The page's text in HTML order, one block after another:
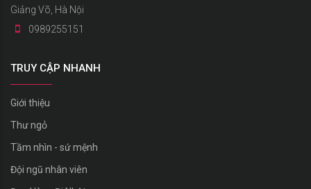
Giảng Võ, Hà Nội
0989255151
TRUY CẬP NHANH
Giới thiệu
Thư ngỏ
Tầm nhìn - sứ mệnh
Đội ngũ nhân viên